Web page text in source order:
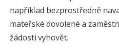
například bezprostředně
mateřské dovolené a
žádosti vyhovět.